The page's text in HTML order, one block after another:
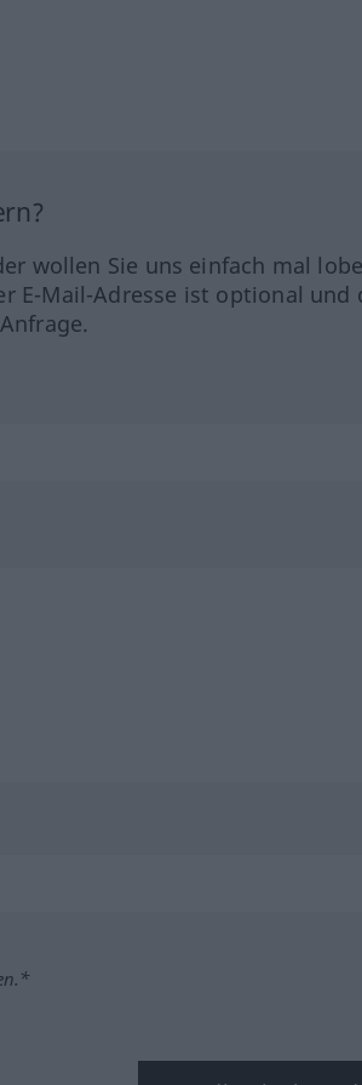
wollen Sie uns einfach mal
E-Mail-Adresse ist optional und